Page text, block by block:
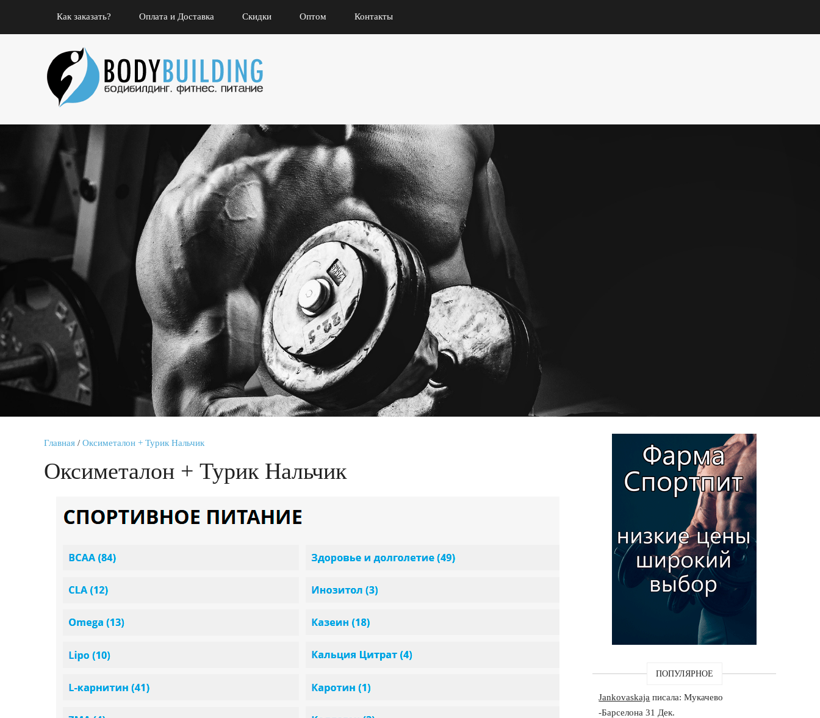
Как заказать? Оплата и Доставка Скидки Оптом Контакты
Главная / Оксиметалон + Турик Нальчик
Оксиметалон + Турик Нальчик
ПОПУЛЯРНОЕ
Jankovaskaja писала: Мукачево
-Барселона 31 Дек.